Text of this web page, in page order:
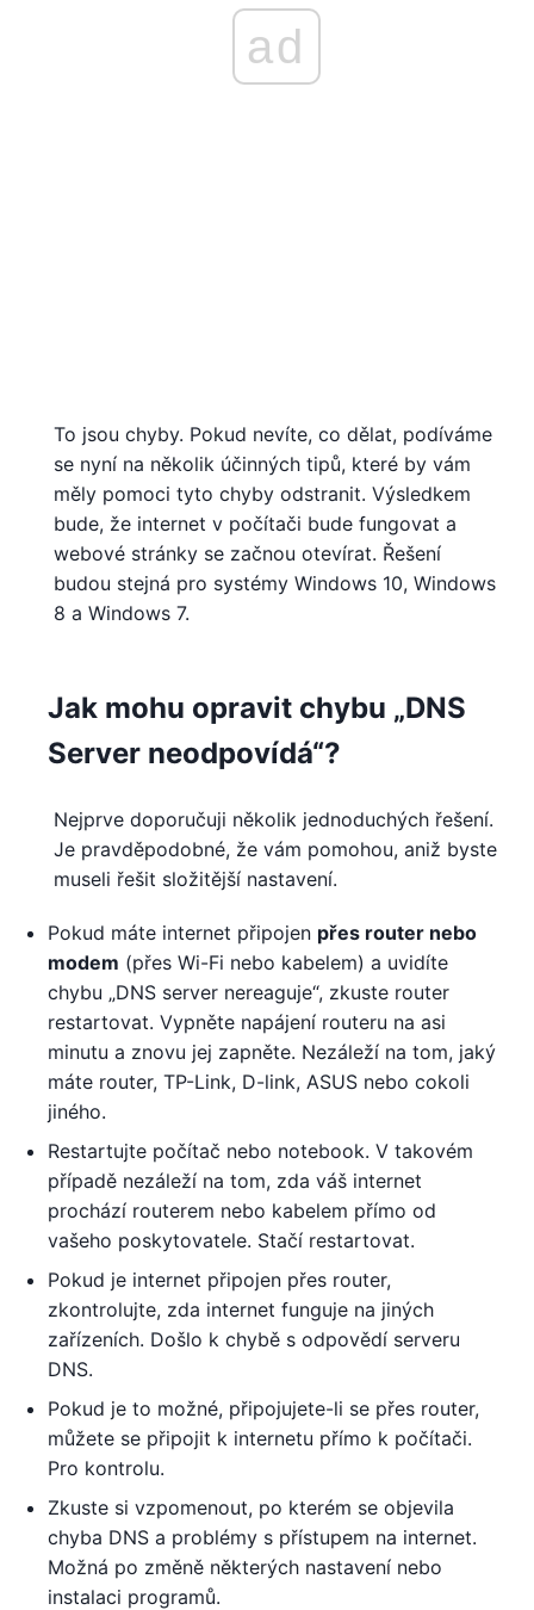
ad
To jsou chyby. Pokud nevíte, co dělat, podíváme
se nyní na několik účinných tipů, které by vám
měly pomoci tyto chyby odstranit. Výsledkem
bude, že internet v počítači bude fungovat a
webové stránky se začnou otevírat. Řešení
budou stejná pro systémy Windows 10, Windows
8 a Windows 7.
Jak mohu opravit chybu „DNS
Server neodpovídá“?
Nejprve doporučuji několik jednoduchých řešení.
Je pravděpodobné, že vám pomohou, aniž byste
museli řešit složitější nastavení.
Pokud máte internet připojen přes router nebo
modem (přes Wi-Fi nebo kabelem) a uvidíte
chybu „DNS server nereaguje“, zkuste router
restartovat. Vypněte napájení routeru na asi
minutu a znovu jej zapněte. Nezáleží na tom, jaký
máte router, TP-Link, D-link, ASUS nebo cokoli
jiného.
Restartujte počítač nebo notebook. V takovém
případě nezáleží na tom, zda váš internet
prochází routerem nebo kabelem přímo od
vašeho poskytovatele. Stačí restartovat.
Pokud je internet připojen přes router,
zkontrolujte, zda internet funguje na jiných
zařízeních. Došlo k chybě s odpovědí serveru
DNS.
Pokud je to možné, připojujete-li se přes router,
můžete se připojit k internetu přímo k počítači.
Pro kontrolu.
Zkuste si vzpomenout, po kterém se objevila
chyba DNS a problémy s přístupem na internet.
Možná po změně některých nastavení nebo
instalaci programů.